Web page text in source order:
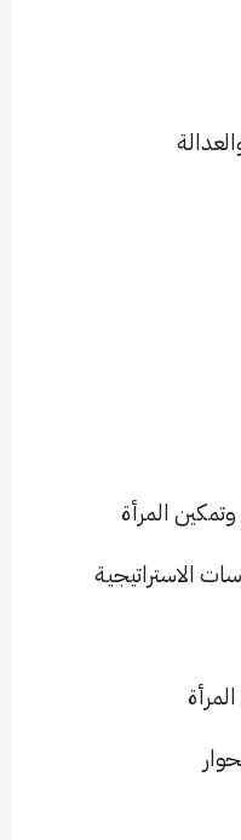
المرأة
الاستراتيجية